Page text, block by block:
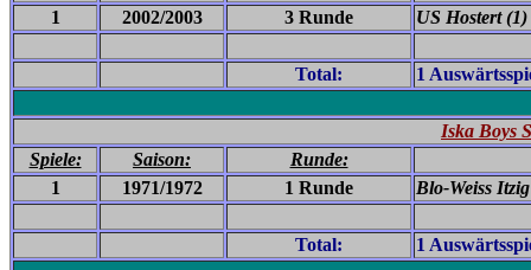
1
2002/2003 3 Runde US Hostert(1)
Total: 1
Iska Boys
Spiele:
Saison:
Runde:
1
1971/1972 1 Runde Blo-Weiss
Total: 1